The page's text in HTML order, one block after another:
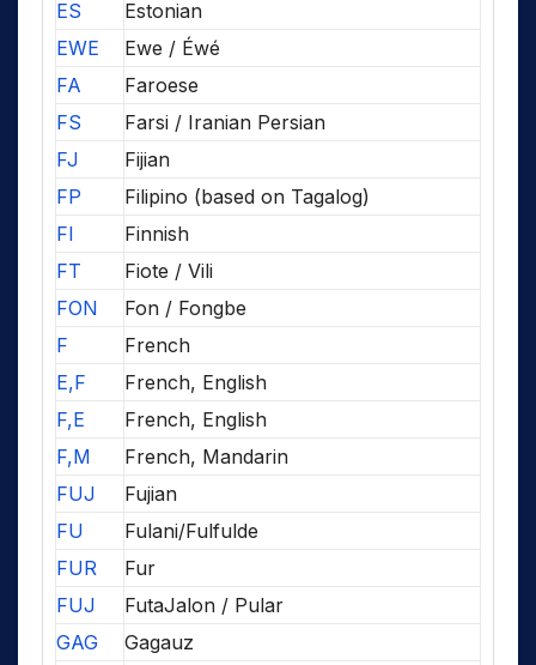
ES
Estonian
EWE
Ewe / Éwé
FA
Faroese
FS
Farsi / Iranian Persian
FJ
Fijian
FP
Filipino (based on Tagalog)
FI
Finnish
FT
Fiote / Vili
FON
Fon / Fongbe
F
French
E,F
French, English
F,E
French, English
F,M
French, Mandarin
FUJ
Fujian
FU
Fulani/Fulfulde
FUR
Fur
FUJ
FutaJalon / Pular
GAG
Gagauz